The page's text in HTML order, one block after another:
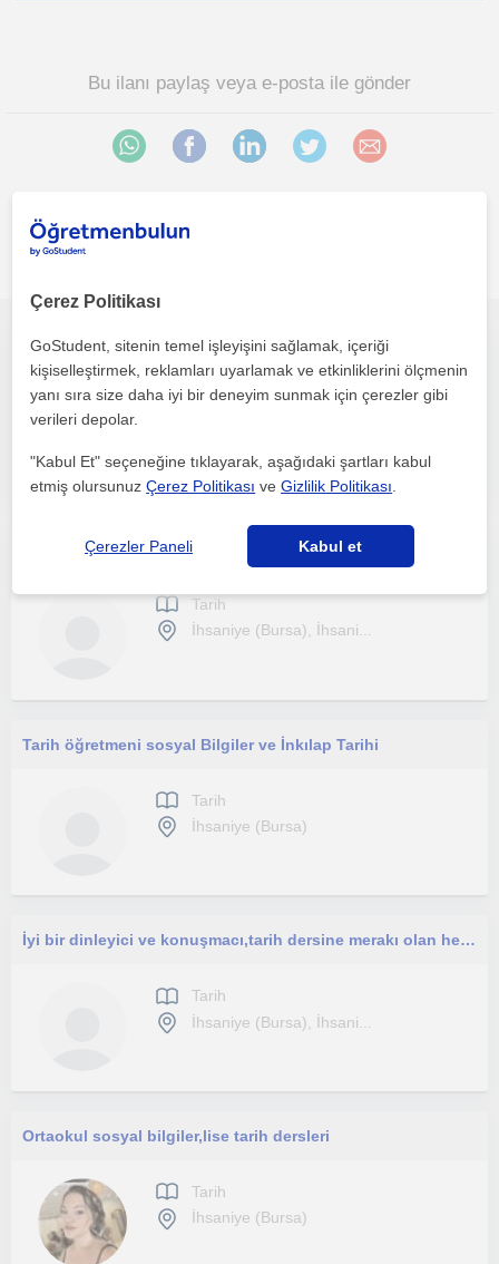
Bu ilanı paylaş veya e-posta ile gönder
Ihsaniye (Bursa) bölgesinde ilginizi çekebilecek diğer Tarih
Ortaokul,Lise Tarih,sosyal bilgiler, coğrafya dersleri için.
Tarih
İhsaniye (Bursa), İhsani...
Tarih öğretmeni sosyal Bilgiler ve İnkılap Tarihi
Tarih
İhsaniye (Bursa)
İyi bir dinleyici ve konuşmacı,tarih dersine merakı olan herkese
Tarih
İhsaniye (Bursa), İhsani...
Ortaokul sosyal bilgiler,lise tarih dersleri
Tarih
İhsaniye (Bursa)
Çerez Politikası
GoStudent, sitenin temel işleyişini sağlamak, içeriği
kişiselleştirmek, reklamları uyarlamak ve etkinliklerini ölçmenin
yanı sıra size daha iyi bir deneyim sunmak için çerezler gibi
verileri depolar.
"Kabul Et" seçeneğine tıklayarak, aşağıdaki şartları kabul
etmiş olursunuzÇerez Politikası veGizlilik Politikası
Çerezler Paneli Kabul et